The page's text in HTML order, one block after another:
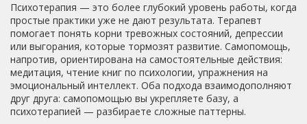
Психотерапия — это более глубокий уровень работы, когда
простые практики уже не дают результата. Терапевт
помогает понять корни тревожных состояний, депрессии
или выгорания, которые тормозят развитие. Самопомощь,
напротив, ориентирована на самостоятельные действия:
медитация, чтение книг по психологии, упражнения на
эмоциональный интеллект. Оба подхода взаимодополняют
друг друга: самопомощью вы укрепляете базу, а
психотерапией — разбираете сложные паттерны.